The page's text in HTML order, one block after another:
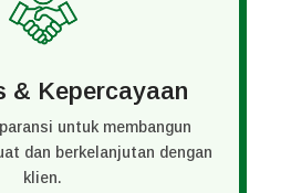
& Kepercayaan
untuk membangun
dan berkelanjutan dengan
klien.